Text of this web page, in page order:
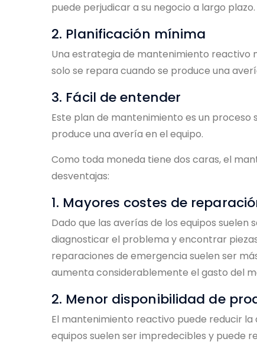
puede perjudicar a su negocio a largo plazo.
2. Planificación mínima
Una estrategia de mantenimiento reactivo
solo se repara cuando se produce una
3. Fácil de entender
Este plan de mantenimiento es un proceso
produce una avería en el equipo.
Como toda moneda tiene dos caras, el
desventajas:
1. Mayores costes de
Dado que las averías de los equipos
diagnosticar el problema y encontrar
reparaciones de emergencia suelen ser
aumenta considerablemente el gasto del
2. Menor disponibilidad de
El mantenimiento reactivo puede reducir la
equipos suelen ser impredecibles y puede